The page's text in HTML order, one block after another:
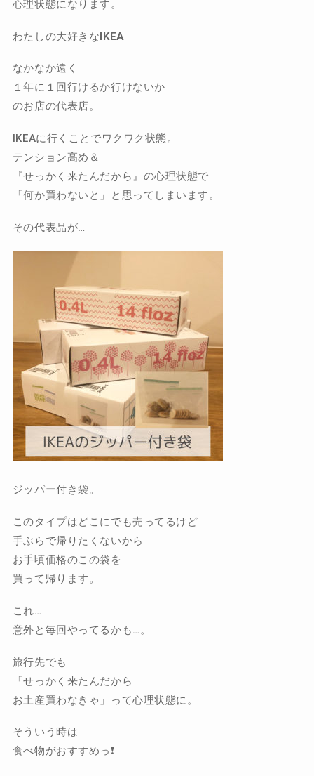
心理状態になります。
わたしの大好きなIKEA
なかなか遠く
１年に１回行けるか行けないか
のお店の代表店。
IKEAに行くことでワクワク状態。
テンション高め＆
『せっかく来たんだから』の心理状態で
「何か買わないと」と思ってしまいます。
その代表品が…
ジッパー付き袋。
このタイプはどこにでも売ってるけど
手ぶらで帰りたくないから
お手頃価格のこの袋を
買って帰ります。
これ…
意外と毎回やってるかも…。
旅行先でも
「せっかく来たんだから
お土産買わなきゃ」って心理状態に。
そういう時は
食べ物がおすすめっ❗️